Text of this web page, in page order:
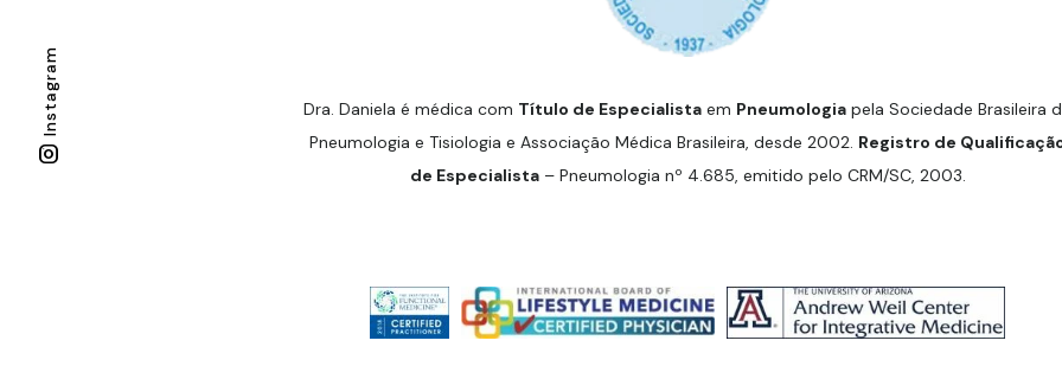
Dra. Daniela é médica com Título de Especialista em Pneumologia pela Sociedade Brasileira
Pneumologia e Tisiologia e Associação Médica Brasileira, desde 2002. Registro de
de Especialista– Pneumologia nº 4.685, emitido pelo CRM/SC, 2003.
Instagram